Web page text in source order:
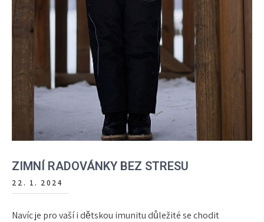
ZIMNÍ RADOVÁNKY BEZ STRESU
22. 1. 2024
Navíc je pro vaší i dětskou imunitu důležité se chodit